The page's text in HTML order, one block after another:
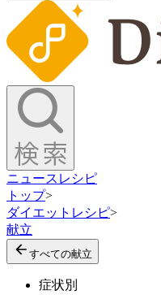
ニュース レシピ
トップ>
ダイエットレシピ>
献立
すべての献立
症状別